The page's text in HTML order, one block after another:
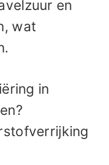
en
wat
in